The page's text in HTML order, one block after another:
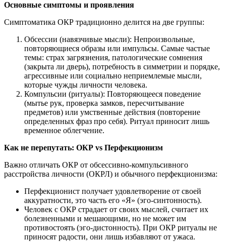
Основные симптомы и проявления
Симптоматика ОКР традиционно делится на две группы:
Обсессии (навязчивые мысли): Непроизвольные,
повторяющиеся образы или импульсы. Самые частые
темы: страх загрязнения, патологические сомнения
(закрыта ли дверь), потребность в симметрии и порядке,
агрессивные или социально неприемлемые мысли,
которые чужды личности человека.
Компульсии (ритуалы): Повторяющееся поведение
(мытье рук, проверка замков, пересчитывание
предметов) или умственные действия (повторение
определенных фраз про себя). Ритуал приносит лишь
временное облегчение.
Как не перепутать: ОКР vs Перфекционизм
Важно отличать ОКР от обсессивно-компульсивного
расстройства личности (ОКРЛ) и обычного перфекционизма:
Перфекционист получает удовлетворение от своей
аккуратности, это часть его «Я» (эго-синтонность).
Человек с ОКР страдает от своих мыслей, считает их
болезненными и мешающими, но не может им
противостоять (эго-дистонность). При ОКР ритуалы не
приносят радости, они лишь избавляют от ужаса.